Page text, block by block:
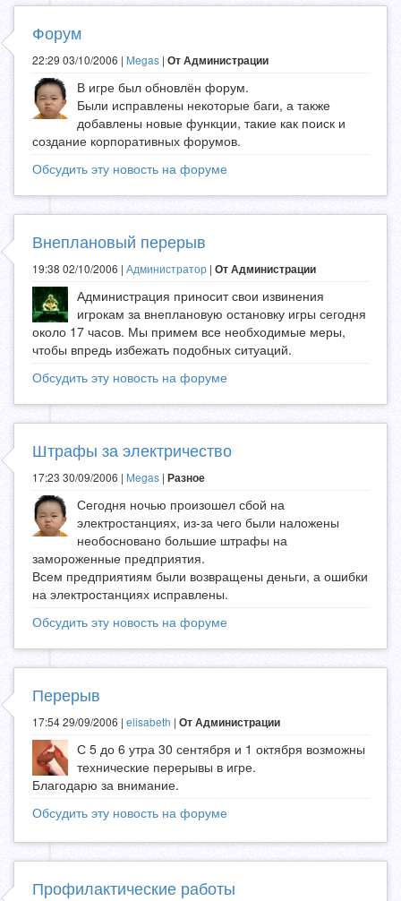
Форум
22:29 03/10/2006 | Megas | От Администрации
В игре был обновлён форум.
Были исправлены некоторые баги, а также
добавлены новые функции, такие как поиск и
создание корпоративных форумов.
Обсудить эту новость на форуме
Внеплановый перерыв
19:38 02/10/2006 | Администратор | От Администрации
Администрация приносит свои извинения
игрокам за внеплановую остановку игры сегодня
около 17 часов. Мы примем все необходимые меры,
чтобы впредь избежать подобных ситуаций.
Обсудить эту новость на форуме
Штрафы за электричество
17:23 30/09/2006 | Megas | Разное
Сегодня ночью произошел сбой на
электростанциях, из-за чего были наложены
необосновано большие штрафы на
замороженные предприятия.
Всем предприятиям были возвращены деньги, а ошибки
на электростанциях исправлены.
Обсудить эту новость на форуме
Перерыв
17:54 29/09/2006 | elisabeth | От Администрации
С 5 до 6 утра 30 сентября и 1 октября возможны
технические перерывы в игре.
Благодарю за внимание.
Обсудить эту новость на форуме
Профилактические работы